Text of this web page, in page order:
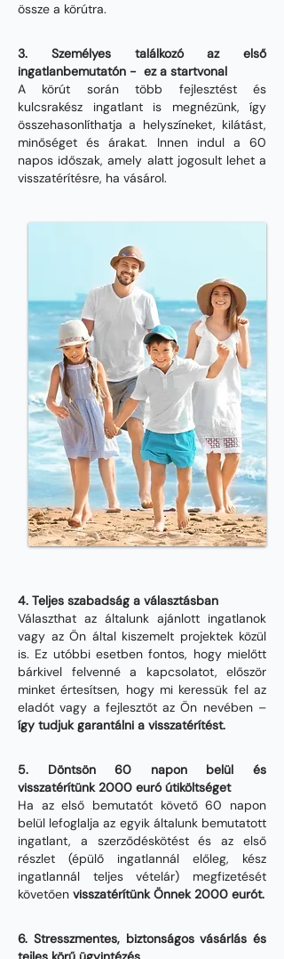
össze a körútra.
3. Személyes találkozó az első
ingatlanbemutatón - ez a startvonal
A körút során több fejlesztést és
kulcsrakész ingatlant is megnézünk, így
összehasonlíthatja a helyszíneket, kilátást,
minőséget és árakat. Innen indul a 60
napos időszak, amely alatt jogosult lehet a
visszatérítésre, ha vásárol.
4. Teljes szabadság a választásban
Választhat az általunk ajánlott ingatlanok
vagy az Ön által kiszemelt projektek közül
is. Ez utóbbi esetben fontos, hogy mielőtt
bárkivel felvenné a kapcsolatot, először
minket értesítsen, hogy mi keressük fel az
eladót vagy a fejlesztőt az Ön nevében –
így tudjuk garantálni a visszatérítést.
5. Döntsön 60 napon belül és
visszatérítünk 2000 euró útiköltséget
Ha az első bemutatót követő 60 napon
belül lefoglalja az egyik általunk bemutatott
ingatlant, a szerződéskötést és az első
részlet (épülő ingatlannál előleg, kész
ingatlannál teljes vételár) megfizetését
követően visszatérítünk Önnek 2000 eurót.
6. Stresszmentes, biztonságos vásárlás és